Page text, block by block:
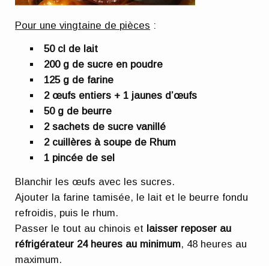
Pour une vingtaine de pièces :
50 cl de lait
200 g de sucre en poudre
125 g de farine
2 œufs entiers + 1 jaunes d’œufs
50 g de beurre
2 sachets de sucre vanillé
2 cuillères à soupe de Rhum
1 pincée de sel
Blanchir les œufs avec les sucres.
Ajouter la farine tamisée, le lait et le beurre fondu
refroidis, puis le rhum.
Passer le tout au chinois et laisser reposer au
réfrigérateur 24 heures au minimum, 48 heures au
maximum.